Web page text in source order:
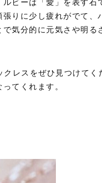
ビーは「愛」を表す石
りに少し疲れがでて、
気分的に元気さや明る
レスをぜひ見つけてく
てくれます。